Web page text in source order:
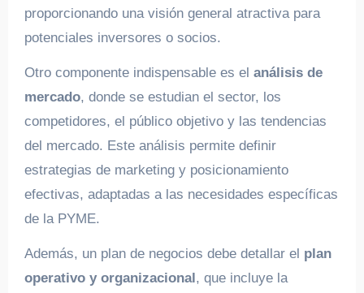
proporcionando una visión general atractiva para
potenciales inversores o socios.
Otro componente indispensable es el análisis de
mercado, donde se estudian el sector, los
competidores, el público objetivo y las tendencias
del mercado. Este análisis permite definir
estrategias de marketing y posicionamiento
efectivas, adaptadas a las necesidades específicas
de la PYME.
Además, un plan de negocios debe detallar el plan
operativo y organizacional, que incluye la